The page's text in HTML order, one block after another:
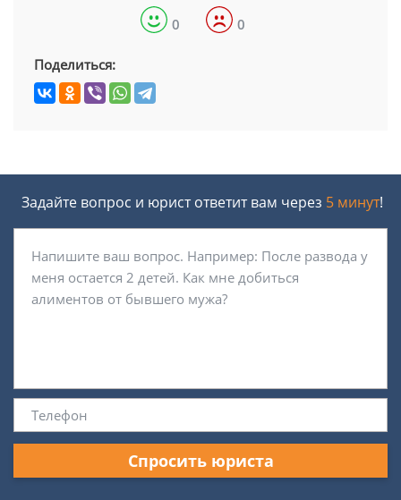
0 0
Поделиться:
Задайте вопрос и юрист ответит вам через 5 минут!
Спросить юриста